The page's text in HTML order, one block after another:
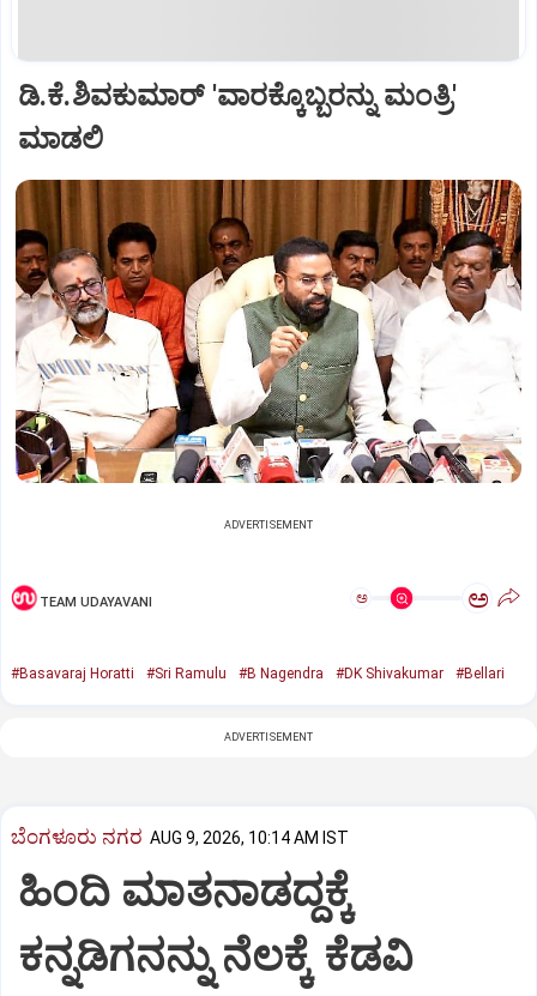
ಡಿ.ಕೆ.ಶಿವಕುಮಾರ್ 'ವಾರಕ್ಕೊಬ್ಬರನ್ನು ಮಂತ್ರಿ'
ಮಾಡಲಿ
ADVERTISEMENT
TEAM UDAYAVANI ಅ ಅ
#Basavaraj Horatti #Sri Ramulu #B Nagendra #DK Shivakumar #Bellari
ADVERTISEMENT
ಬೆಂಗಳೂರು ನಗರ AUG 9, 2026, 10:14 AM IST
ಹಿಂದಿ ಮಾತನಾಡದ್ದಕ್ಕೆ
ಕನ್ನಡಿಗನನ್ನು ನೆಲಕ್ಕೆ ಕೆಡವಿ